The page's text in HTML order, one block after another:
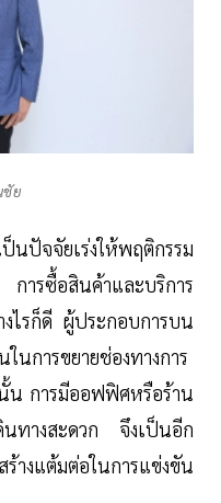
ชัย
นปัจจัยเร่งให้พฤติกรรม
รซื้อสินค้าและบริการ
ไรก็ดี ผู้ประกอบการบน
นการขยายช่องทางการ
น การมีออฟฟิศหรือร้าน
นทางสะดวก จึงเป็นอีก
แต้มต่อในการแข่งขัน